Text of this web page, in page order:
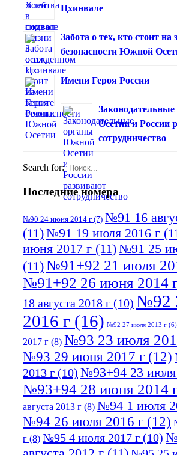
Цхинвале
Забота о тех, кто стоит на
безопасности Южной
Имени Героя России
Осетии и России
сотрудничество
Search for:
Последние номера
№90 24 июня 2014 г (7) №91 16
(11)№91 19 июля 2016 г
июня 2017 г (11)№91 25
(11)№91+92 21 июля
№91+92 26 июня 2014
18 августа 2018 г (10) №92
2016 г (16) №92 27 июля 2013 г (6)
2017 г (8) №93 23 июля
№93 29 июня 2017 г (12)
2013 г (10) №93+94 23 июля
№93+94 28 июня 2014
августа 2013 г (8) №94 1 июля
№94 26 июля 2016 г (12)
г (8) №95 4 июля 2017 г (10)